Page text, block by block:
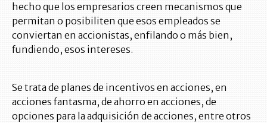
hecho que los empresarios creen mecanismos que
permitan o posibiliten que esos empleados se
conviertan en accionistas, enfilando o más bien,
fundiendo, esos intereses.
Se trata de planes de incentivos en acciones, en
acciones fantasma, de ahorro en acciones, de
opciones para la adquisición de acciones, entre otros